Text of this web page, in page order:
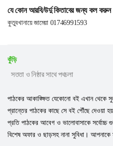
Enter your username
Lost
যে কোন আরবি/উর্দু কিতাবের জন্য কল করুন
কুতুবখানায়ে জামেয়া 01746991593
কুঁড়ি
সততা ও নিষ্ঠার সাথে পথচলা
পাঠকের আকাঙ্ক্ষিত যেকোনো বই এখান থেকে
প্রান্তের পাঠকের কাছে সে বই পৌঁছে দেওয়া
প্রতি পাঠকের আবেগ ও ভালোবাসাকে সর্বোচ্চ
বিশেষ অফার ও ছাড়সহ নানা সুবিধা।